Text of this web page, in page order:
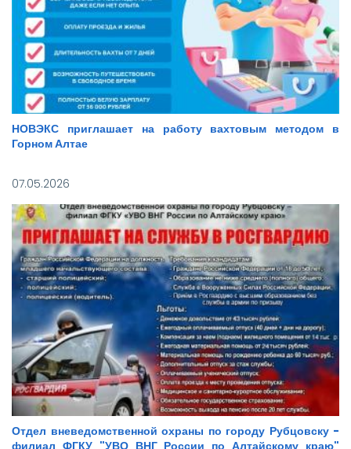
НОВЭКС приглашает на работу вахтовым методом в
Горном Алтае
07.05.2026
Отдел вневедомственной охраны по городу Рубцовску -